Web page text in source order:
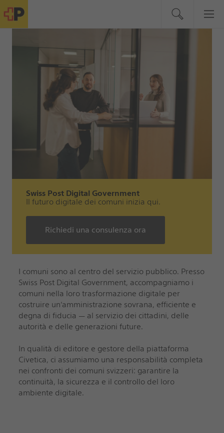
Swiss Post Digital Government
Il futuro digitale dei comuni inizia qui.
Richiedi una consulenza ora
I comuni sono al centro del servizio pubblico. Presso
Swiss Post Digital Government, accompagniamo i
comuni nella loro trasformazione digitale per
costruire un’amministrazione sovrana, efficiente e
degna di fiducia — al servizio dei cittadini, delle
autorità e delle generazioni future.
In qualità di editore e gestore della piattaforma
Civetica, ci assumiamo una responsabilità completa
nei confronti dei comuni svizzeri: garantire la
continuità, la sicurezza e il controllo del loro
ambiente digitale.